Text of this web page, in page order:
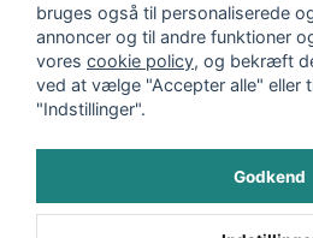
bruges også til personaliserede
annoncer og til andre funktioner
vores cookie policy, og bekræft
ved at vælge "Accepter alle" eller
"Indstillinger".
Godkend